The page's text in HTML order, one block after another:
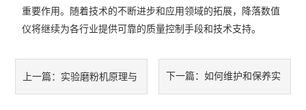
重要作用。随着技术的不断进步和应用领域的拓展，降落数值
仪将继续为各行业提供可靠的质量控制手段和技术支持。
上一篇： 实验磨粉机原理与 下一篇： 如何维护和保养实